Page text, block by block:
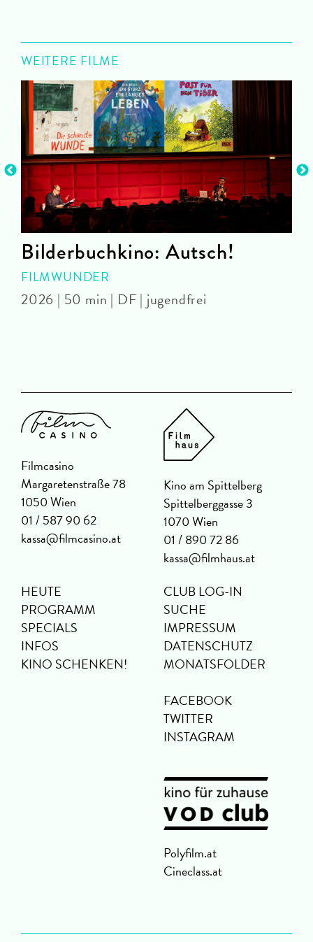
WEITERE FILME
Bilderbuchkino: Autsch!
FILMWUNDER
2026 | 50 min | DF | jugendfrei
Filmcasino
Margaretenstraße 78
1050 Wien
01 / 587 90 62
kassa@filmcasino.at
Kino am Spittelberg
Spittelberggasse 3
1070 Wien
01 / 890 72 86
kassa@filmhaus.at
HEUTE
PROGRAMM
SPECIALS
INFOS
KINO SCHENKEN!
CLUB LOG-IN
SUCHE
IMPRESSUM
DATENSCHUTZ
MONATSFOLDER
FACEBOOK
TWITTER
INSTAGRAM
Polyfilm.at
Cineclass.at